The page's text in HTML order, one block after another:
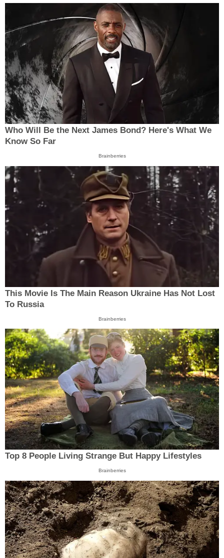
Who Will Be the Next James Bond? Here's What We
Know So Far
Brainberries
This Movie Is The Main Reason Ukraine Has Not Lost
To Russia
Brainberries
Top 8 People Living Strange But Happy Lifestyles
Brainberries